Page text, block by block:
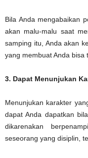
Bila Anda mengabaikan
akan malu-malu saat
samping itu, Anda akan
yang membuat Anda bisa
3. Dapat Menunjukan
Menunjukan karakter
dapat Anda dapatkan
dikarenakan
seseorang yang disiplin,